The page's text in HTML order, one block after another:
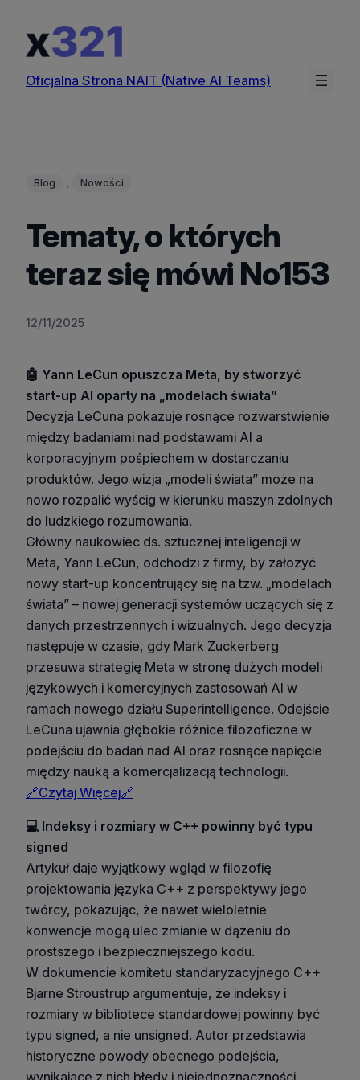
treści
Oficjalna Strona NAIT (Native AI Teams)
Blog , Nowości
Tematy, o których
teraz się mówi No153
12/11/2025
🤖 Yann LeCun opuszcza Meta, by stworzyć
start-up AI oparty na „modelach świata”
Decyzja LeCuna pokazuje rosnące rozwarstwienie
między badaniami nad podstawami AI a
korporacyjnym pośpiechem w dostarczaniu
produktów. Jego wizja „modeli świata” może na
nowo rozpalić wyścig w kierunku maszyn zdolnych
do ludzkiego rozumowania.
Główny naukowiec ds. sztucznej inteligencji w
Meta, Yann LeCun, odchodzi z firmy, by założyć
nowy start-up koncentrujący się na tzw. „modelach
świata” – nowej generacji systemów uczących się z
danych przestrzennych i wizualnych. Jego decyzja
następuje w czasie, gdy Mark Zuckerberg
przesuwa strategię Meta w stronę dużych modeli
językowych i komercyjnych zastosowań AI w
ramach nowego działu Superintelligence. Odejście
LeCuna ujawnia głębokie różnice filozoficzne w
podejściu do badań nad AI oraz rosnące napięcie
między nauką a komercjalizacją technologii.
🔗Czytaj Więcej🔗
💻 Indeksy i rozmiary w C++ powinny być typu
signed
Artykuł daje wyjątkowy wgląd w filozofię
projektowania języka C++ z perspektywy jego
twórcy, pokazując, że nawet wieloletnie
konwencje mogą ulec zmianie w dążeniu do
prostszego i bezpieczniejszego kodu.
W dokumencie komitetu standaryzacyjnego C++
Bjarne Stroustrup argumentuje, że indeksy i
rozmiary w bibliotece standardowej powinny być
typu signed, a nie unsigned. Autor przedstawia
historyczne powody obecnego podejścia,
wynikające z nich błędy i niejednoznaczności